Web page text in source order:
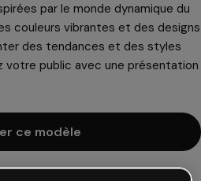
par le monde dynamique du
couleurs vibrantes et des designs
des tendances et des styles
votre public avec une présentation
ce modèle